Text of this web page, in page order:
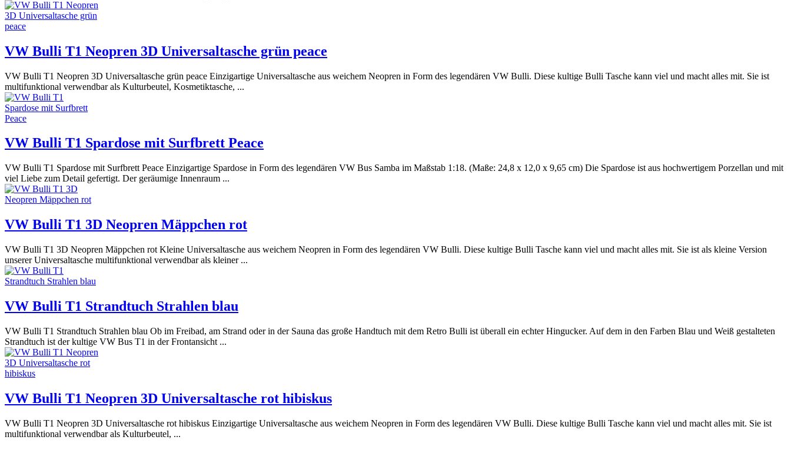
VW Bulli T1 Neopren 3D Universaltasche grün peace
VW Bulli T1 Neopren 3D Universaltasche grün peace Einzigartige Universaltasche aus weichem Neopren in Form des legendären VW Bulli. Diese kultige Bulli Tasche kann viel und macht alles mit. Sie ist
multifunktional verwendbar als Kulturbeutel, Kosmetiktasche, ...
VW Bulli T1 Spardose mit Surfbrett Peace
VW Bulli T1 Spardose mit Surfbrett Peace Einzigartige Spardose in Form des legendären VW Bus Samba im Maßstab 1:18. (Maße: 24,8 x 12,0 x 9,65 cm) Die Spardose ist aus hochwertigem Porzellan und mit
viel Liebe zum Detail gefertigt. Der geräumige Innenraum ...
VW Bulli T1 3D Neopren Mäppchen rot
VW Bulli T1 3D Neopren Mäppchen rot Kleine Universaltasche aus weichem Neopren in Form des legendären VW Bulli. Diese kultige Bulli Tasche kann viel und macht alles mit. Sie ist als kleine Version
unserer Universaltasche multifunktional verwendbar als kleiner ...
VW Bulli T1 Strandtuch Strahlen blau
VW Bulli T1 Strandtuch Strahlen blau Ob im Freibad, am Strand oder in der Sauna das große Handtuch mit dem Retro Bulli ist überall ein echter Hingucker. Auf dem in den Farben Blau und Weiß gestalteten
Strandtuch ist der kultige VW Bus T1 in der Frontansicht ...
VW Bulli T1 Neopren 3D Universaltasche rot hibiskus
VW Bulli T1 Neopren 3D Universaltasche rot hibiskus Einzigartige Universaltasche aus weichem Neopren in Form des legendären VW Bulli. Diese kultige Bulli Tasche kann viel und macht alles mit. Sie ist
multifunktional verwendbar als Kulturbeutel, ...